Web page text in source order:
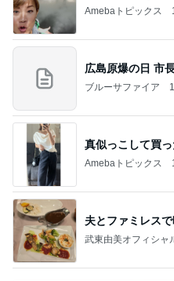
Amebaトピックス
広島原爆の日 市
ブルーサファイア
真似っこして買
Amebaトピックス
夫とファミレス
武東由美オフィシャ